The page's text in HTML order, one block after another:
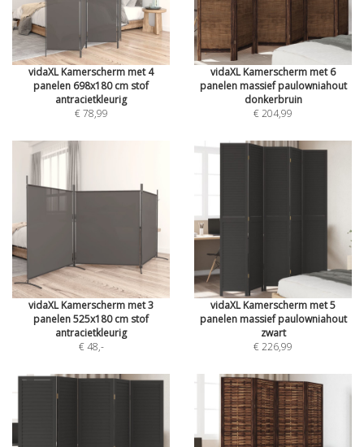
vidaXL Kamerscherm met 4
panelen 698x180 cm stof
antracietkleurig
€ 78,99
vidaXL Kamerscherm met 6
panelen massief paulowniahout
donkerbruin
€ 204,99
vidaXL Kamerscherm met 3
panelen 525x180 cm stof
antracietkleurig
€ 48,-
vidaXL Kamerscherm met 5
panelen massief paulowniahout
zwart
€ 226,99